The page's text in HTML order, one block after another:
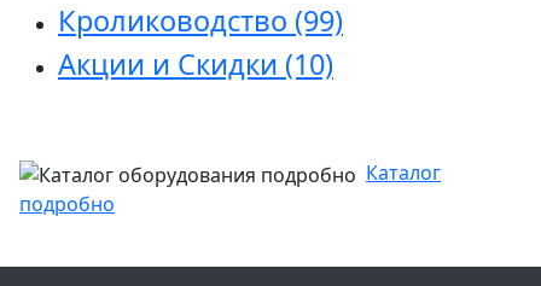
Кролиководство (99)
Акции и Скидки (10)
Каталог
подробно